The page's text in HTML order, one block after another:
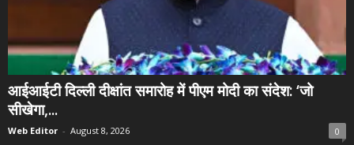
आईआईटी दिल्ली दीक्षांत समारोह में पीएम मोदी का संदेश: ‘जो
सीखेगा,...
Web Editor - August 8, 2026 0